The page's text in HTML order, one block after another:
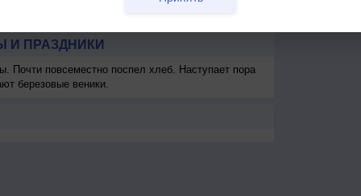
И ПРАЗДНИКИ
Почти повсеместно поспел хлеб. Наступает пора
березовые веники.